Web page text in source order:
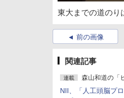
東大までの道のり
前の画像
関連記事
連載 森山和道の「
NII、「人工頭脳プ